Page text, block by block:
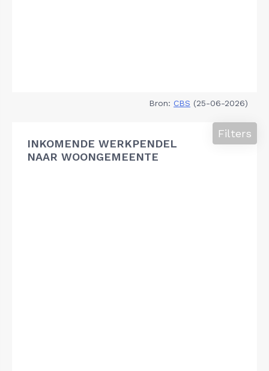
Bron: CBS (25-06-2026)
INKOMENDE WERKPENDEL
NAAR WOONGEMEENTE
Filters